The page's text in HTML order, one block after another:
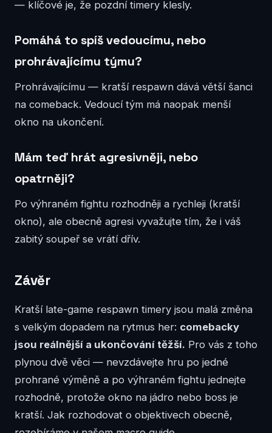
— klíčové je, že pozdní timery klesly.
Pomáhá to spíš vedoucímu, nebo
prohrávajícímu týmu?
Prohrávajícímu — kratší respawn dává větší šanci
na comeback. Vedoucí tým má naopak menší
okno na ukončení.
Mám teď hrát agresivněji, nebo
opatrněji?
Po výhraném fightu rozhodněji a rychleji (kratší
okno), ale obecně agresi vyvažujte tím, že i váš
zabitý soupeř se vrátí dřív.
Závěr
Kratší late-game respawn timery jsou malá změna
s velkým dopadem na rytmus her: comebacky
jsou reálnější a ukončování těžší. Pro vás z toho
plynou dvě věci — nevzdávejte hru po jedné
prohrané výměně a po výhraném fightu jednejte
rozhodně, protože okno na jádro nebo boss je
kratší. Jak rozhodovat o objektivech obecně,